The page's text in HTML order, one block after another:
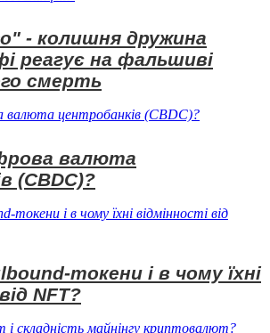
- колишня дружина
реагує на фальшиві
смерть
валюта
(CBDC)?
токени і в чому їхні
NFT?